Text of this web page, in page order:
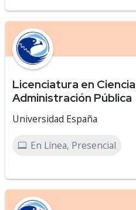
Licenciatura en
Administración Pública
Universidad España
En Línea, Presencial